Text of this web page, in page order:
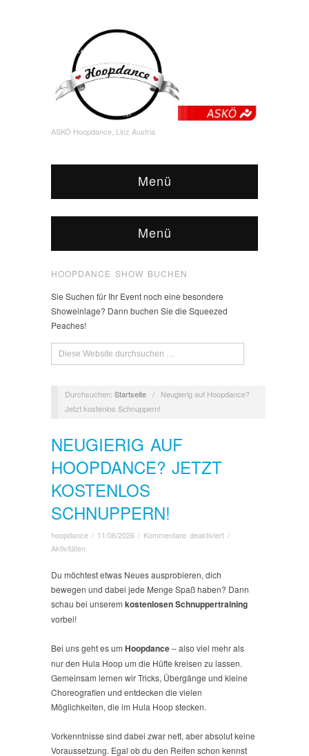
ASKÖ Hoopdance, Linz Austria
Menü
Menü
HOOPDANCE SHOW BUCHEN
Sie Suchen für Ihr Event noch eine besondere
Showeinlage? Dann buchen Sie die Squeezed
Peaches!
Durchsuchen: Startseite /
Neugierig auf Hoopdance?
Jetzt kostenlos Schnuppern!
NEUGIERIG AUF
HOOPDANCE? JETZT
KOSTENLOS
SCHNUPPERN!
hoopdance / 11/06/2026 / Kommentare deaktiviertfür
Jetzt
kostenlos
/
Aktivitäten
Du möchtest etwas Neues ausprobieren, dich
bewegen und dabei jede Menge Spaß haben? Dann
schau bei unserem kostenlosen Schnuppertraining
vorbei!
Bei uns geht es um Hoopdance– also viel mehr als
nur den Hula Hoop um die Hüfte kreisen zu lassen.
Gemeinsam lernen wir Tricks, Übergänge und kleine
Choreografien und entdecken die vielen
Möglichkeiten, die im Hula Hoop stecken.
Vorkenntnisse sind dabei zwar nett, aber absolut keine
Voraussetzung. Egal ob du den Reifen schon kennst